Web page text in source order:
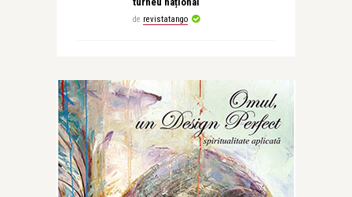
de revistatango